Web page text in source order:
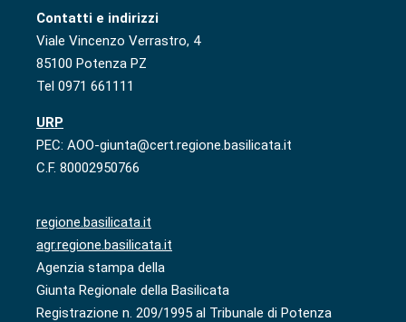
Contatti e indirizzi
Viale Vincenzo Verrastro, 4
85100 Potenza PZ
Tel 0971 661111
URP
PEC: AOO-giunta@cert.regione.basilicata.it
C.F. 80002950766
regione.basilicata.it
agr.regione.basilicata.it
Agenzia stampa della
Giunta Regionale della Basilicata
Registrazione n. 209/1995 al Tribunale di Potenza